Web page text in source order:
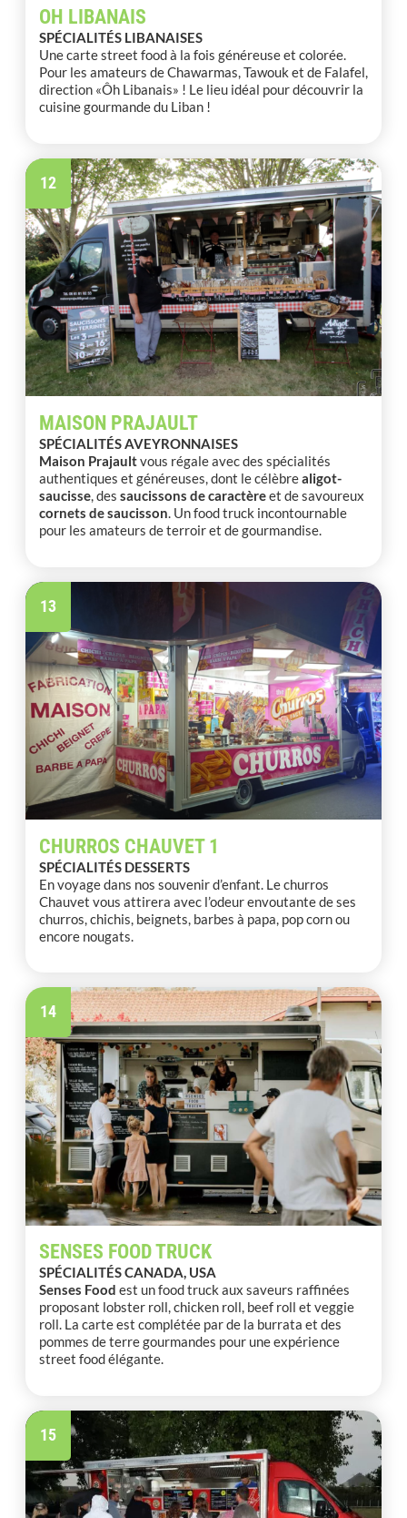
OH LIBANAIS
SPÉCIALITÉS LIBANAISES
Une carte street food à la fois généreuse et colorée.
Pour les amateurs de Chawarmas, Tawouk et de Falafel,
direction «Ôh Libanais» ! Le lieu idéal pour découvrir la
cuisine gourmande du Liban !
12
MAISON PRAJAULT
SPÉCIALITÉS AVEYRONNAISES
Maison Prajaultvous régale avec des spécialités
authentiques et généreuses, dont le célèbrealigot-
saucisse, des saucissons de caractèreet de savoureux
cornets de saucisson. Un food truck incontournable
pour les amateurs de terroir et de gourmandise.
13
CHURROS CHAUVET 1
SPÉCIALITÉS DESSERTS
En voyage dans nos souvenir d’enfant. Le churros
Chauvet vous attirera avec l’odeur envoutante de ses
churros, chichis, beignets, barbes à papa, pop corn ou
encore nougats.
14
SENSES FOOD TRUCK
SPÉCIALITÉS CANADA, USA
Senses Food est un food truck aux saveurs raffinées
proposant lobster roll, chicken roll, beef roll et veggie
roll. La carte est complétée par de la burrata et des
pommes de terre gourmandes pour une expérience
street food élégante.
15